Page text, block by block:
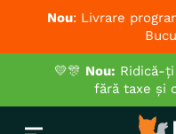
Nou: Livrare
💛🎊 Nou: Ridică-
fără taxe și